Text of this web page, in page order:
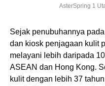
AsterSpring 1
Sejak penubuhannya
dan kiosk penjagaan kulit
melayani lebih daripada
ASEAN dan Hong Kong.
kulit dengan lebih 37